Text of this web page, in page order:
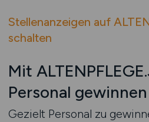
Stellenanzeigen auf
schalten
Mit
Personal gewinnen
Gezielt Personal zu